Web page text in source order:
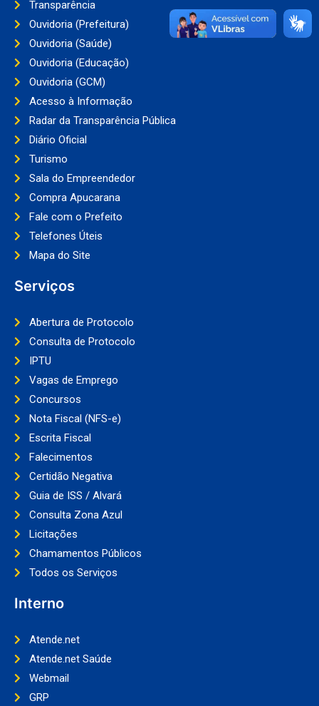
Transparência
Ouvidoria (Prefeitura)
Ouvidoria (Saúde)
Ouvidoria (Educação)
Ouvidoria (GCM)
Acesso à Informação
Radar da Transparência Pública
Diário Oficial
Turismo
Sala do Empreendedor
Compra Apucarana
Fale com o Prefeito
Telefones Úteis
Mapa do Site
Serviços
Abertura de Protocolo
Consulta de Protocolo
IPTU
Vagas de Emprego
Concursos
Nota Fiscal (NFS-e)
Escrita Fiscal
Falecimentos
Certidão Negativa
Guia de ISS / Alvará
Consulta Zona Azul
Licitações
Chamamentos Públicos
Todos os Serviços
Interno
Atende.net
Atende.net Saúde
Webmail
GRP